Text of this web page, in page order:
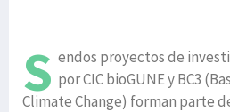
S endos proyectos de
por CIC bioGUNE y BC3
Climate Change) forman parte